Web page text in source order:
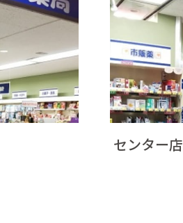
センター店